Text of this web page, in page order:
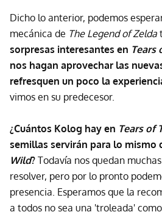
Dicho lo anterior, podemos
mecánica de The Legend of Zelda
sorpresas interesantes en Tears
nos hagan aprovechar las
refresquen un poco la
vimos en su predecesor.
¿Cuántos Kolog hay en Tears of
semillas servirán para lo mismo
Wild? Todavía nos quedan
resolver, pero por lo pronto
presencia. Esperamos que la
a todos no sea una 'troleada'